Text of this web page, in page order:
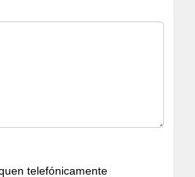
telefónicamente